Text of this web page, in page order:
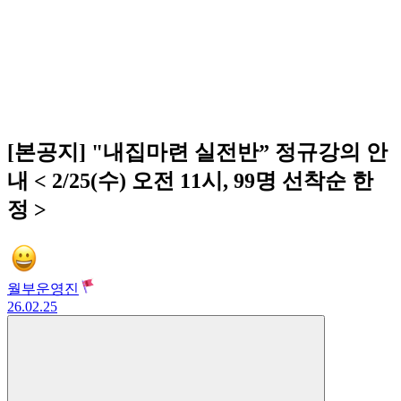
[본공지] "내집마련 실전반” 정규강의 안
내 < 2/25(수) 오전 11시, 99명 선착순 한
정 >
월부운영진
26.02.25